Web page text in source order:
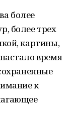
более
более трех
картины,
время
к